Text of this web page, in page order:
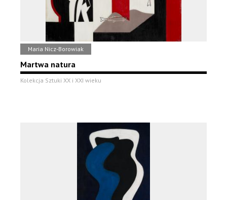
Maria Nicz-Borowiak
Martwa natura
Kolekcja Sztuki XX i XXI wieku